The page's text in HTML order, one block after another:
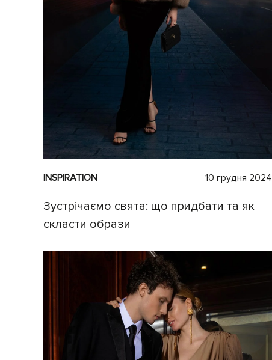
INSPIRATION 10 грудня 2024
Зустрічаємо свята: що придбати та як
скласти образи